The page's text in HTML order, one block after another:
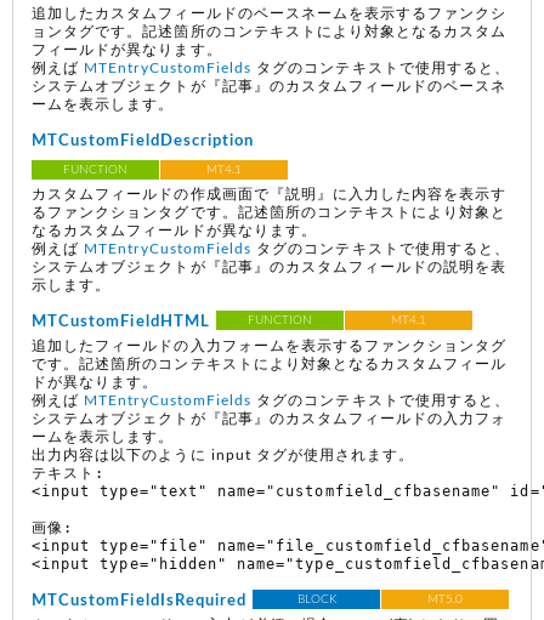
追加したカスタムフィールドのベースネームを表示するファンクシ
ョンタグです。記述箇所のコンテキストにより対象となるカスタム
フィールドが異なります。
例えば
MTEntryCustomFields タグのコンテキストで使用すると、
システムオブジェクトが『記事』のカスタムフィールドのベースネ
ームを表示します。
MTCustomFieldDescription
FUNCTION MT4.1
カスタムフィールドの作成画面で『説明』に入力した内容を表示す
るファンクションタグです。記述箇所のコンテキストにより対象と
なるカスタムフィールドが異なります。
例えば
MTEntryCustomFields タグのコンテキストで使用すると、
システムオブジェクトが『記事』のカスタムフィールドの説明を表
示します。
MTCustomFieldHTML FUNCTION MT4.1
追加したフィールドの入力フォームを表示するファンクションタグ
です。記述箇所のコンテキストにより対象となるカスタムフィール
ドが異なります。
例えば
MTEntryCustomFields タグのコンテキストで使用すると、
システムオブジェクトが『記事』のカスタムフィールドの入力フォ
ームを表示します。
出力内容は以下のように input タグが使用されます。
テキスト:
<input type="text" name="customfield_cfbasename"
画像:
<input type="file"
MTCustomFieldIsRequired BLOCK MT5.0